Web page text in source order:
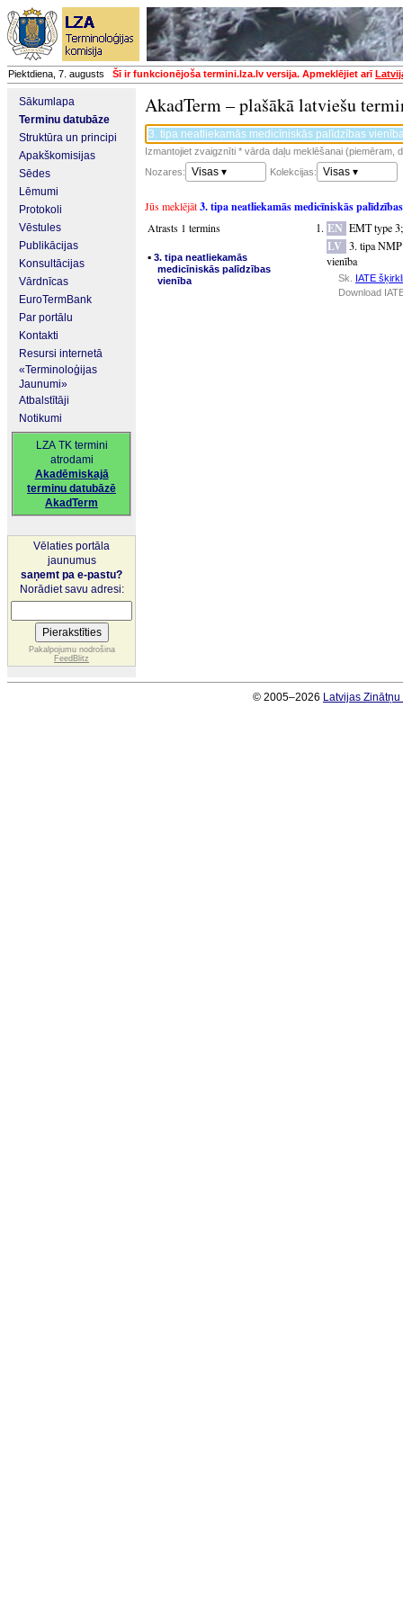
Piektdiena, 7. augusts Šī ir funkcionējoša termini.lza.lv versija. Apmeklējiet arī
Sākumlapa
Terminu datubāze
Struktūra un principi
Apakškomisijas
Sēdes
Lēmumi
Protokoli
Vēstules
Publikācijas
Konsultācijas
Vārdnīcas
EuroTermBank
Par portālu
Kontakti
Resursi internetā
«Terminoloģijas
Jaunumi»
Atbalstītāji
Notikumi
LZA TK termini
atrodami
Akadēmiskajā
terminu datubāzē
AkadTerm
Vēlaties portāla
jaunumus
saņemt pa e-pastu?
Norādiet savu adresi:
Pakalpojumu nodrošina
FeedBlitz
AkadTerm – plašākā latviešu
Izmantojiet zvaigznīti * vārda daļu meklēšanai (piemēram,
Nozares:
Visas ▾ Kolekcijas: Visas ▾
Jūs meklējāt3. tipa neatliekamās medicīniskās
Atrasts 1 termins
▪ 3. tipa neatliekamās
medicīniskās palīdzības
vienība
EN EMT type 3
LV 3. tipa
vienība
Sk. IATE šķirkli
Download
© 2005–2026 Latvijas